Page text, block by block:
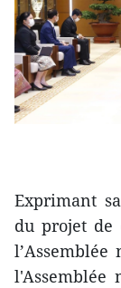
Exprimant
du projet de
l'Assemblée